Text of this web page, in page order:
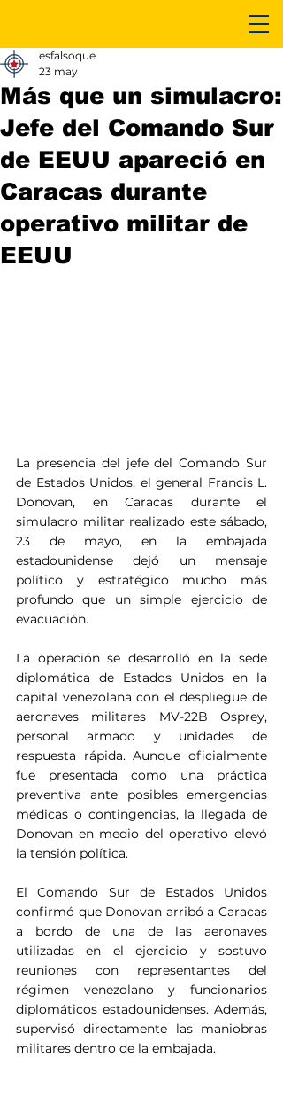
Más que un simulacro:
Jefe del Comando Sur
de EEUU apareció en
Caracas durante
operativo militar de
EEUU
esfalsoque
23 may
La presencia del jefe del Comando Sur
de Estados Unidos, el general Francis L.
Donovan, en Caracas durante el
simulacro militar realizado este sábado,
23 de mayo, en la embajada
estadounidense dejó un mensaje
político y estratégico mucho más
profundo que un simple ejercicio de
evacuación.
La operación se desarrolló en la sede
diplomática de Estados Unidos en la
capital venezolana con el despliegue de
aeronaves militares MV-22B Osprey,
personal armado y unidades de
respuesta rápida. Aunque oficialmente
fue presentada como una práctica
preventiva ante posibles emergencias
médicas o contingencias, la llegada de
Donovan en medio del operativo elevó
la tensión política.
El Comando Sur de Estados Unidos
confirmó que Donovan arribó a Caracas
a bordo de una de las aeronaves
utilizadas en el ejercicio y sostuvo
reuniones con representantes del
régimen venezolano y funcionarios
diplomáticos estadounidenses. Además,
supervisó directamente las maniobras
militares dentro de la embajada.